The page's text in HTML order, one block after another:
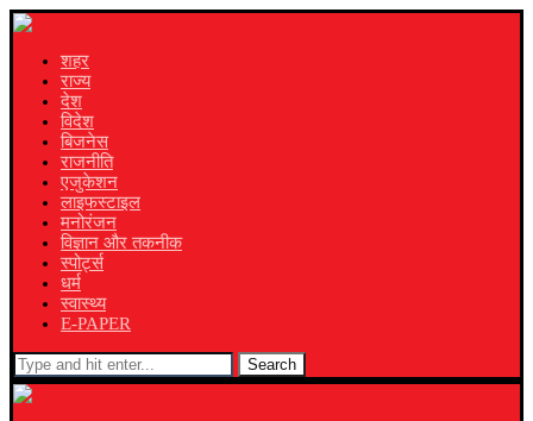
शहर
राज्य
देश
विदेश
बिजनेस
राजनीति
एजुकेशन
लाइफस्टाइल
मनोरंजन
विज्ञान और तकनीक
स्पोर्ट्स
धर्म
स्वास्थ्य
E-PAPER
Search